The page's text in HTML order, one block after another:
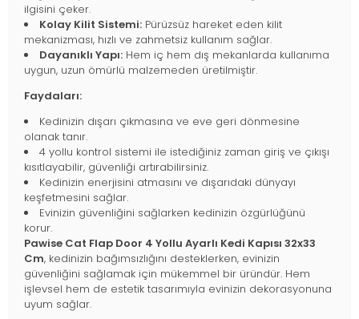
ilgisini çeker.
Kolay Kilit Sistemi: Pürüzsüz hareket eden kilit
mekanizması, hızlı ve zahmetsiz kullanım sağlar.
Dayanıklı Yapı: Hem iç hem dış mekanlarda kullanıma
uygun, uzun ömürlü malzemeden üretilmiştir.
Faydaları:
Kedinizin dışarı çıkmasına ve eve geri dönmesine
olanak tanır.
4 yollu kontrol sistemi ile istediğiniz zaman giriş ve çıkışı
kısıtlayabilir, güvenliği artırabilirsiniz.
Kedinizin enerjisini atmasını ve dışarıdaki dünyayı
keşfetmesini sağlar.
Evinizin güvenliğini sağlarken kedinizin özgürlüğünü
korur.
Pawise Cat Flap Door 4 Yollu Ayarlı Kedi Kapısı 32x33
Cm, kedinizin bağımsızlığını desteklerken, evinizin
güvenliğini sağlamak için mükemmel bir üründür. Hem
işlevsel hem de estetik tasarımıyla evinizin dekorasyonuna
uyum sağlar.